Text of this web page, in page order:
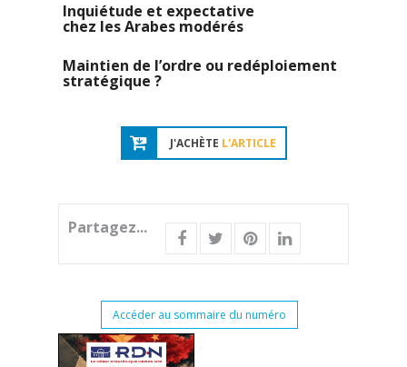
Inquiétude et expectative
chez les Arabes modérés
Maintien de l’ordre ou redéploiement
stratégique ?
J'ACHÈTE L'ARTICLE
Partagez...
Accéder au sommaire du numéro